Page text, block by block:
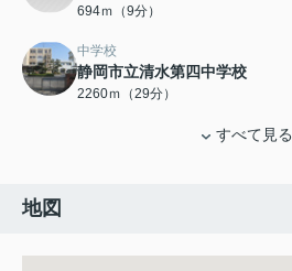
694ｍ（9分）
中学校
静岡市立清水第四中学校
2260ｍ（29分）
すべて見る
地図